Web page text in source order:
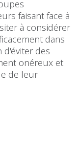
faisant face à
à considérer
dans
d'éviter des
onéreux et
de leur